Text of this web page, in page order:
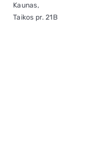
Kaunas,
Taikos pr. 21B